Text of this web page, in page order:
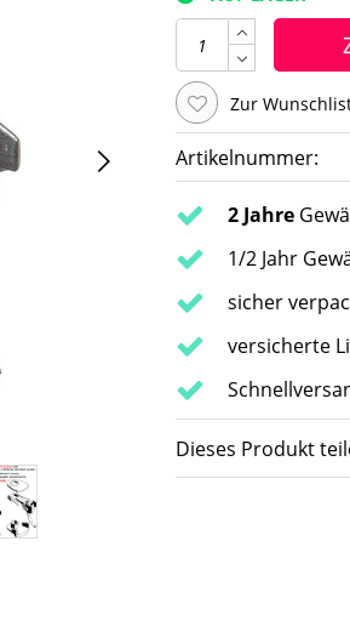
Zur
Artikelnummer:
2 Jahre
1/2 Jahr
sicher
versicherte
Dieses Produkt